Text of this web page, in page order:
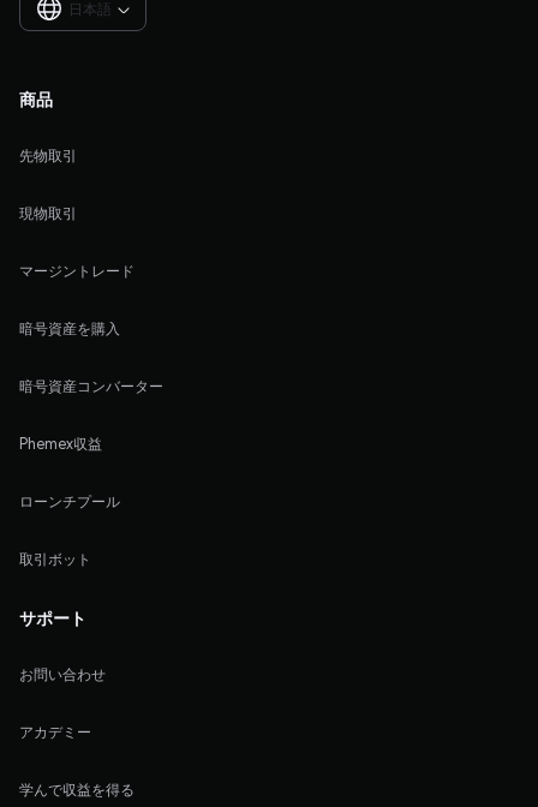
日本語 
商品
先物取引
現物取引
マージントレード
暗号資産を購入
暗号資産コンバーター
Phemex収益
ローンチプール
取引ボット
サポート
お問い合わせ
アカデミー
学んで収益を得る